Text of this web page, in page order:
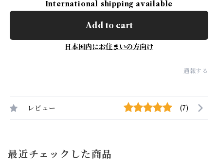
International shipping available
Add to cart
日本国内にお住まいの方向け
通報する
レビュー (7)
最近チェックした商品